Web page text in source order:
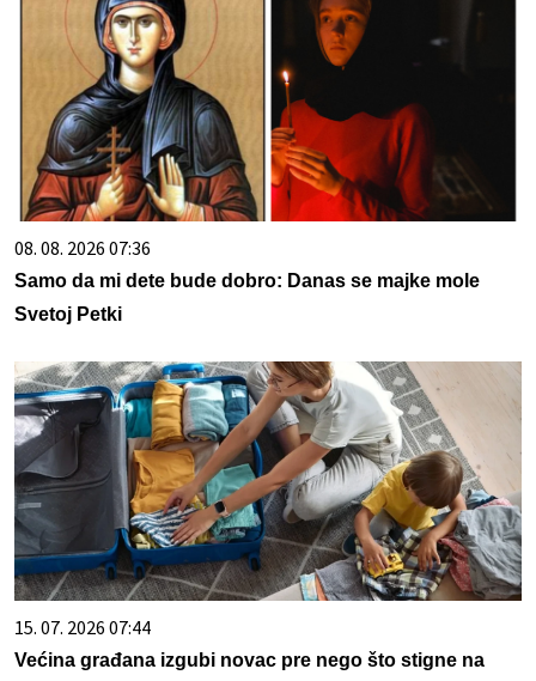
08. 08. 2026 07:36
Samo da mi dete bude dobro: Danas se majke mole
Svetoj Petki
15. 07. 2026 07:44
Većina građana izgubi novac pre nego što stigne na